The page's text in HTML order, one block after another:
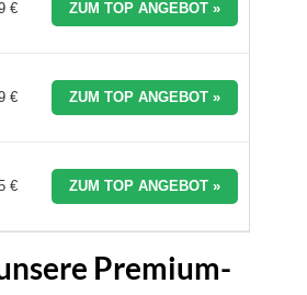
€ ZUM TOP ANGEBOT »
€ ZUM TOP ANGEBOT »
€ ZUM TOP ANGEBOT »
Premium-